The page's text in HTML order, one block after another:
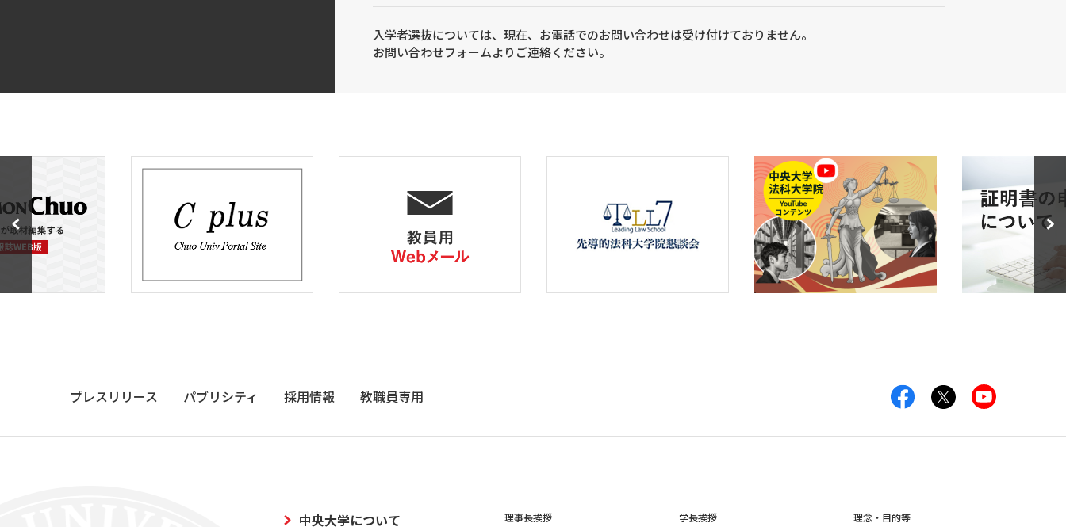
入学者選抜については、現在、お電話でのお問い合わせは受け付けておりません。
お問い合わせフォームよりご連絡ください。
プレスリリース パブリシティ 採用情報 教職員専用
中央大学について 理事長挨拶 学長挨拶
理念・目的等